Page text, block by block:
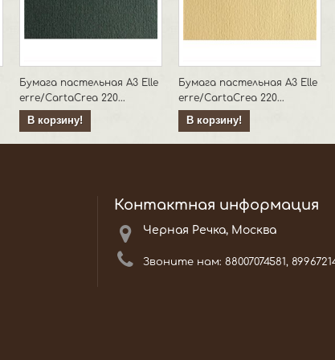
Бумага пастельная А3 Elle
erre/CartaCrea 220...
В корзину!
Бумага пастельная А3 Elle
erre/CartaCrea 220...
В корзину!
Контактная информация
Черная Речка, Москва
Звоните нам: 88007074581,